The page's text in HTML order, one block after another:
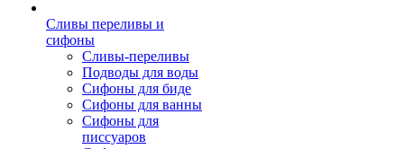
Сливы переливы и
сифоны
Сливы-переливы
Подводы для воды
Сифоны для биде
Сифоны для ванны
Сифоны для
писсуаров